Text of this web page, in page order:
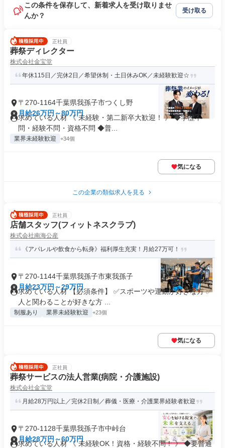
この条件を保存して、新着求人を受け取りませ
んか？
受け取る
正社員
葬祭ディレクター
株式会社金宝堂
年休115日／完休2日／希望休制・土日休みOK／未経験歓迎☆
〒270-1164千葉県我孫子市つくし野
月給26万円～80万円
求めている人材 《 未経験・第二新卒大歓迎！ 》 ◆学歴不
問・経験不問・資格不問 ◆普...
業界未経験歓迎 +34個
気になる
この企業の類似求人を見る
正社員
店舗スタッフ(フィットネスクラブ)
株式会社南海公産
《アパレルや飲食から転身》福利厚生充実！月給27万可！
〒270-1144千葉県我孫子市東我孫子
月給23万円～29万円
求めている人材 【必須条件】 ✅スポーツや運動が好きな方 ✅
人と関わることが好きな方 ...
制服あり 業界未経験歓迎 +23個
気になる
正社員
葬祭サービスの法人営業(病院・介護施設)
株式会社金宝堂
月給28万円以上／完休2日制／葬儀・医療・介護業界経験者歓迎
〒270-1128千葉県我孫子市中峠台
月給28万円～60万円
求めている人材 《 未経験OK！資格・経験不問！ 》 ◆要普通